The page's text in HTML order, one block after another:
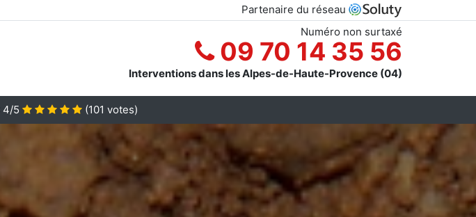
Partenaire du réseau
Numéro non surtaxé
09 70 14 35 56
Interventions dans les Alpes-de-Haute-Provence (04)
4/5 (101 votes)